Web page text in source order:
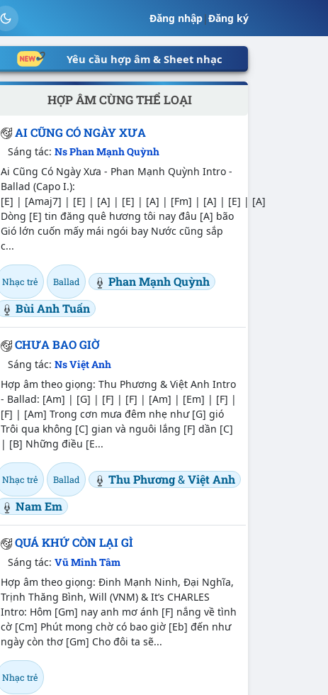
Đăng nhập|Đăng ký
Yêu cầu hợp âm & Sheet nhạc
HỢP ÂM CÙNG THỂ LOẠI
AI CŨNG CÓ NGÀY XƯA
Sáng tác:Ns Phan Mạnh Quỳnh
Ai Cũng Có Ngày Xưa - Phan Mạnh Quỳnh Intro -
Ballad (Capo I.):
[E] | [Amaj7] | [E] | [A] | [E] | [A] | [Fm] | [A] | [E] | [A]
Dòng [E] tin đăng quê hương tôi nay đâu [A] bão
Gió lớn cuốn mấy mái ngói bay Nước cũng sắp
c...
Nhạc trẻ Ballad
Phan Mạnh Quỳnh
Bùi Anh Tuấn
CHƯA BAO GIỜ
Sáng tác:Ns Việt Anh
Hợp âm theo giọng: Thu Phương & Việt Anh Intro
- Ballad: [Am] | [G] | [F] | [F] | [Am] | [Em] | [F] |
[F] | [Am] Trong cơn mưa đêm nhẹ như [G] gió
Trôi qua không [C] gian và nguôi lắng [F] dần [C]
| [B] Những điều [E...
Nhạc trẻ Ballad Thu Phương&Việt Anh
Nam Em
QUÁ KHỨ CÒN LẠI GÌ
Sáng tác:Vũ Minh Tâm
Hợp âm theo giọng: Đinh Mạnh Ninh, Đại Nghĩa,
Trịnh Thăng Bình, Will (VNM) & It’s CHARLES
Intro: Hôm [Gm] nay anh mơ ánh [F] nắng về tình
cờ [Cm] Phút mong chờ có bao giờ [Eb] đến như
ngày còn thơ [Gm] Cho đôi ta sẽ...
Nhạc trẻ